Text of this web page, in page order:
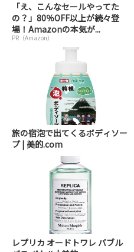
「え、こんなセールやってた
の？」80％OFF以上が続々登
場！Amazonの本気が...
PR（Amazon）
旅の宿泡で出てくるボディソー
プ | 美的.com
レプリカ オードトワレ バブル